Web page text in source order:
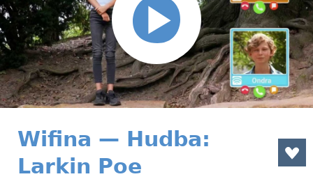
Wifina — Hudba:
Larkin Poe